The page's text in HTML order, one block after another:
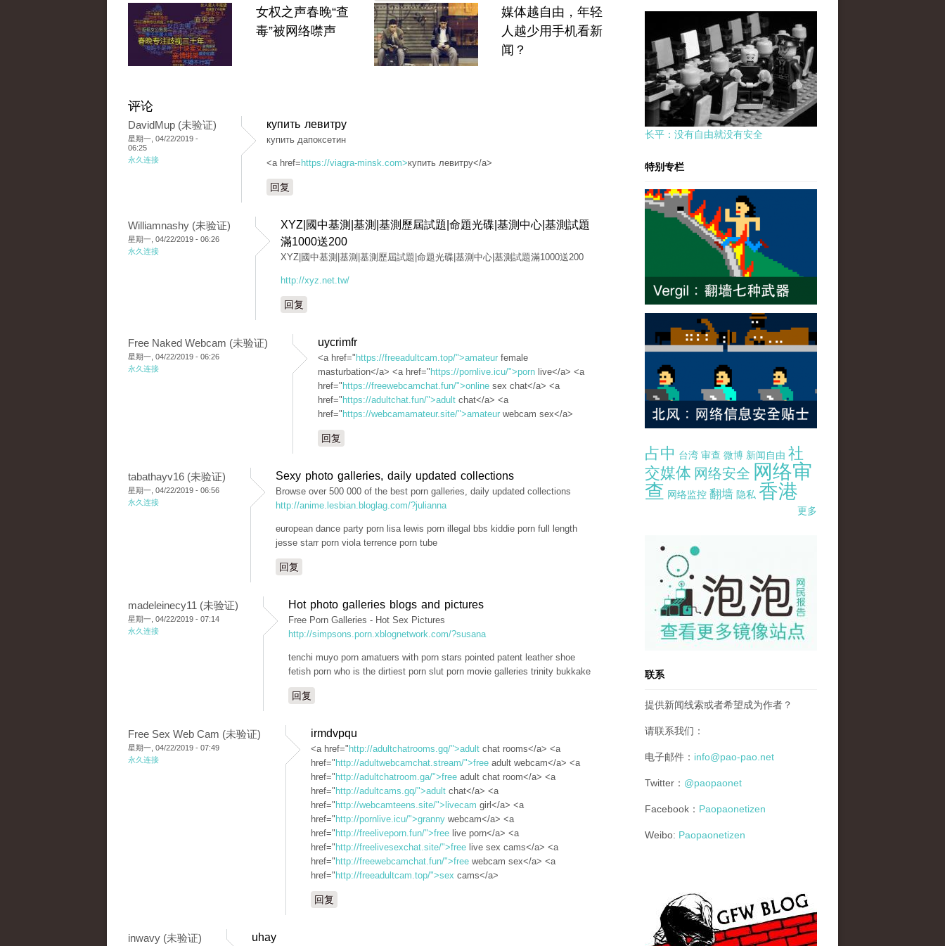
女权之声春晚“查
毒”被网络噤声
媒体越自由，年轻
人越少用手机看新
闻？
评论
DavidMup (未验证)
星期一, 04/22/2019 -
06:25
永久连接
купить левитру
купить дапоксетин
<a href= https://viagra-minsk.com>купить левитру</a>
回复
Williamnashy (未验证)
星期一, 04/22/2019 - 06:26
永久连接
XYZ|國中基測|基測|基測歷屆試題|命題光碟|基測中心|基測試題
滿1000送200
XYZ|國中基測|基測|基測歷屆試題|命題光碟|基測中心|基測試題滿1000送200
http://xyz.net.tw/
回复
Free Naked Webcam (未验证)
星期一, 04/22/2019 - 06:26
永久连接
uycrimfr
<a href=" https://freeadultcam.top/">amateur female
masturbation</a> <a href=" https://pornlive.icu/">porn live</a> <a
href=" https://freewebcamchat.fun/">online sex chat</a> <a
href=" https://adultchat.fun/">adult chat</a> <a
href=" https://webcamamateur.site/">amateur webcam sex</a>
回复
tabathayv16 (未验证)
星期一, 04/22/2019 - 06:56
永久连接
Sexy photo galleries, daily updated collections
Browse over 500 000 of the best porn galleries, daily updated collections
http://anime.lesbian.bloglag.com/?julianna
european dance party porn lisa lewis porn illegal bbs kiddie porn full length
jesse starr porn viola terrence porn tube
回复
madeleinecy11 (未验证)
星期一, 04/22/2019 - 07:14
永久连接
Hot photo galleries blogs and pictures
Free Porn Galleries - Hot Sex Pictures
http://simpsons.porn.xblognetwork.com/?susana
tenchi muyo porn amatuers with porn stars pointed patent leather shoe
fetish porn who is the dirtiest porn slut porn movie galleries trinity bukkake
回复
Free Sex Web Cam (未验证)
星期一, 04/22/2019 - 07:49
永久连接
irmdvpqu
<a href=" http://adultchatrooms.gq/">adult chat rooms</a> <a
href=" http://adultwebcamchat.stream/">free adult webcam</a> <a
href=" http://adultchatroom.ga/">free adult chat room</a> <a
href=" http://adultcams.gq/">adult chat</a> <a
href=" http://webcamteens.site/">livecam girl</a> <a
href=" http://pornlive.icu/">granny webcam</a> <a
href=" http://freeliveporn.fun/">free live porn</a> <a
href=" http://freelivesexchat.site/">free live sex cams</a> <a
href=" http://freewebcamchat.fun/">free webcam sex</a> <a
href=" http://freeadultcam.top/">sex cams</a>
回复
inwavy (未验证) uhay
长平：没有自由就没有安全
特别专栏
占中 台湾 审查 微博 新闻自由 社
交媒体 网络安全 网络审
查 网络监控 翻墙 隐私 香港
更多
pao-pao-banner-mirror-site-120814.jpg
联系
提供新闻线索或者希望成为作者？
请联系我们：
电子邮件： info@pao-pao.net
Twitter： @paopaonet
Facebook： Paopaonetizen
Weibo: Paopaonetizen
gfw_blog_small.jpg